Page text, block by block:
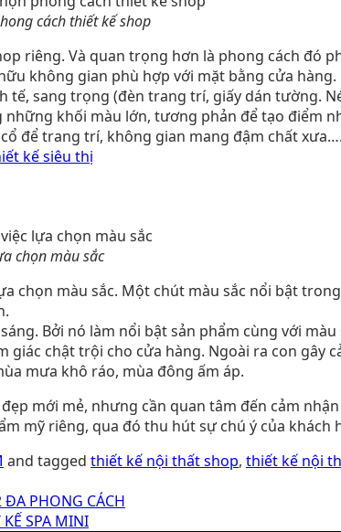
cách thiết kế shop
riêng. Và quan trọng hơn là phong cách đó
không gian phù hợp với mặt bằng cửa
tế, sang trọng (đèn trang trí, giấy dán
khối màu lớn, tương phản để tạo điểm
để trang trí, không gian mang đậm chất
kế siêu thị
chọn màu sắc
chọn màu sắc. Một chút màu sắc nổi bật
Bởi nó làm nổi bật sản phẩm cùng với
giác chật trội cho cửa hàng. Ngoài ra con
mưa khô ráo, mùa đông ấm áp.
mới mẻ, nhưng cần quan tâm đến cảm
mỹ riêng, qua đó thu hút sự chú ý của khách
and tagged thiết kế nội thất shop, thiết kế nội
ĐA PHONG CÁCH
SPA MINI